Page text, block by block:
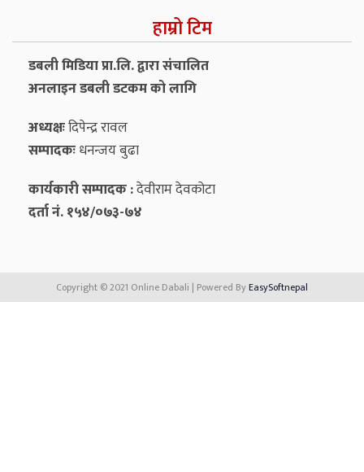
हाम्रो टिम
डबली मिडिया प्रा.लि. द्वारा संचालित
अनलाइन डबली डटकम को लागि
अध्यक्षःदिपेन्द्र रावल
सम्पादकःधनन्‍जय बुढा
कार्यकारी सम्पादक :देवीराम देवकोटा
दर्ता नं. १५४/०७३-७४
Copyright © 2021 Online Dabali | Powered ByEasySoftnepal